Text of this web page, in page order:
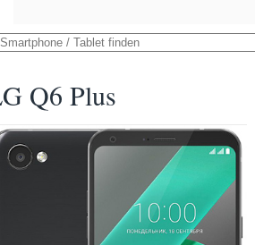
Q6 Plus